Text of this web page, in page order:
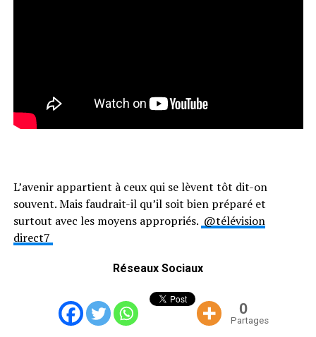
L’avenir appartient à ceux qui se lèvent tôt dit-on
souvent. Mais faudrait-il qu’il soit bien préparé et
surtout avec les moyens appropriés. @télévision
direct7
Réseaux Sociaux
0
Partages